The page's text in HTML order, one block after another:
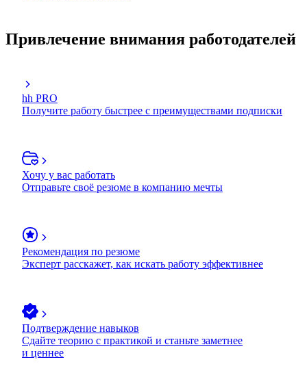
Привлечение внимания работодателей
hh PRO
Получите работу быстрее с преимуществами подписки
Хочу у вас работать
Отправьте своё резюме в компанию мечты
Рекомендация по резюме
Эксперт расскажет, как искать работу эффективнее
Подтверждение навыков
Сдайте теорию с практикой и станьте заметнее
и ценнее